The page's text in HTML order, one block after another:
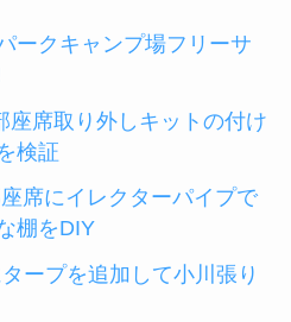
ークキャンプ場フリーサ
座席取り外しキットの付け
検証
席にイレクターパイプで
棚をDIY
ープを追加して小川張り